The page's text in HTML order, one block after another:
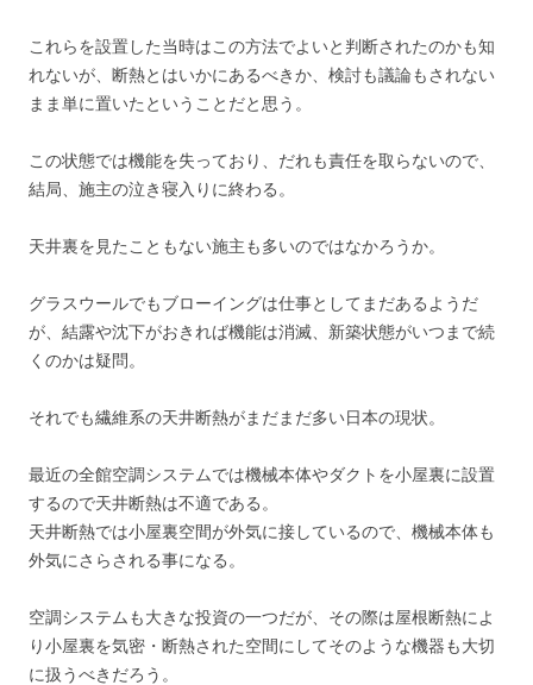
これらを設置した当時はこの方法でよいと判断されたのかも知
れないが、断熱とはいかにあるべきか、検討も議論もされない
まま単に置いたということだと思う。
この状態では機能を失っており、だれも責任を取らないので、
結局、施主の泣き寝入りに終わる。
天井裏を見たこともない施主も多いのではなかろうか。
グラスウールでもブローイングは仕事としてまだあるようだ
が、結露や沈下がおきれば機能は消滅、新築状態がいつまで続
くのかは疑問。
それでも繊維系の天井断熱がまだまだ多い日本の現状。
最近の全館空調システムでは機械本体やダクトを小屋裏に設置
するので天井断熱は不適である。
天井断熱では小屋裏空間が外気に接しているので、機械本体も
外気にさらされる事になる。
空調システムも大きな投資の一つだが、その際は屋根断熱によ
り小屋裏を気密・断熱された空間にしてそのような機器も大切
に扱うべきだろう。